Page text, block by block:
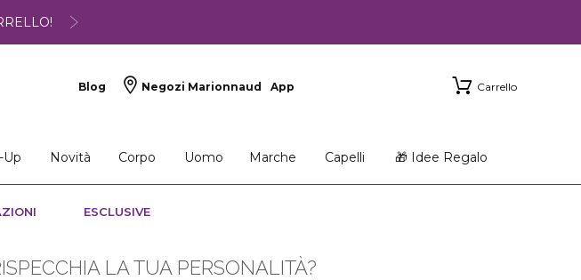
Blog Negozi Marionnaud App Carrello
Up Novità Corpo Uomo Marche Capelli 🎁 Idee Regalo
ESCLUSIVE
LA TUA PERSONALITÀ?